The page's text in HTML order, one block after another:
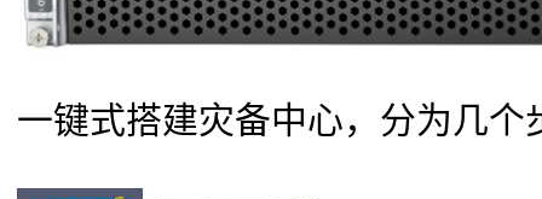
一键式搭建灾备中心，分为几个